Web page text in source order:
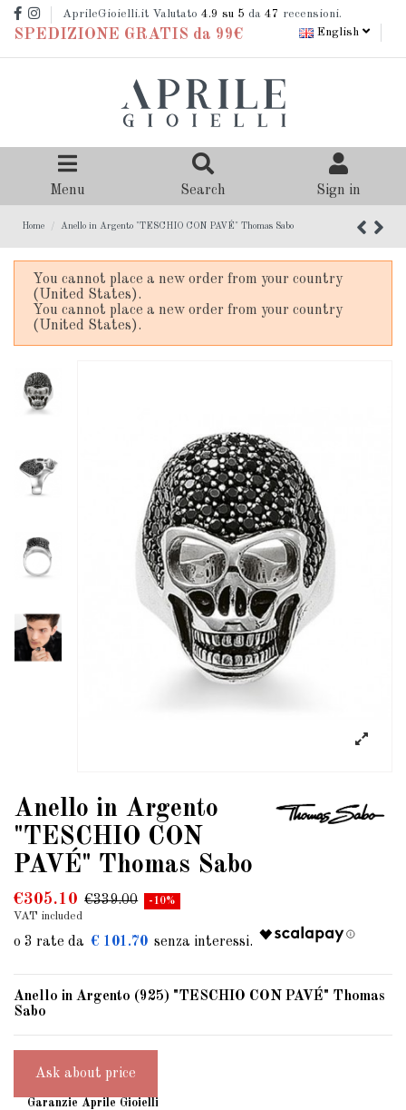
AprileGioielli.it Valutato 4.9 su 5 da 47 recensioni.
SPEDIZIONE GRATIS da 99€ English
Menu Search Sign in
Home Anello in Argento "TESCHIO CON PAVÉ" Thomas Sabo
You cannot place a new order from your country
(United States).
You cannot place a new order from your country
(United States).
Anello in Argento
"TESCHIO CON
PAVÉ" Thomas Sabo
€305.10 €339.00 -10%
VAT included
€ 101.70
Anello in Argento (925) "TESCHIO CON PAVÉ" Thomas
Sabo
Ask about price
Garanzie Aprile Gioielli